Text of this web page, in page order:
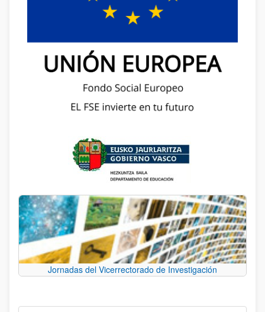
Jornadas del Vicerrectorado de Investigación